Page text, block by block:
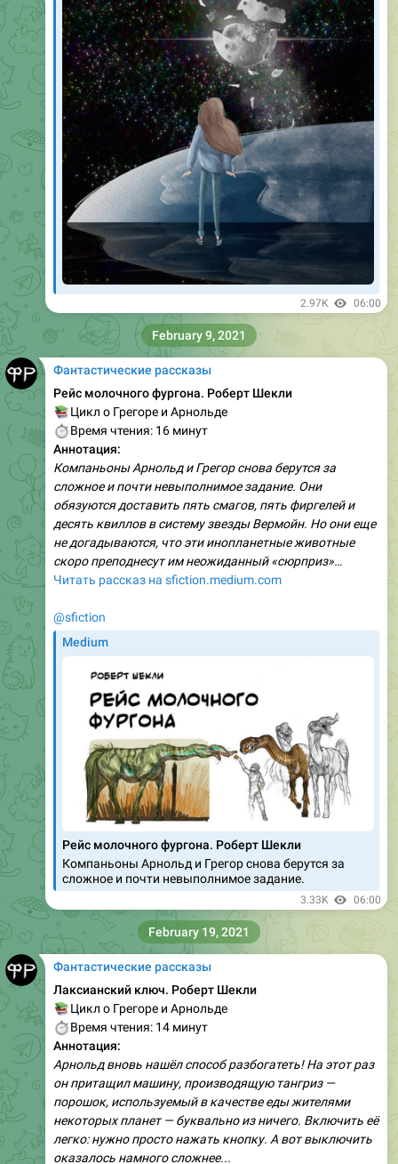
2.97K 06:00
Фантастические рассказы
Рейс молочного фургона. Роберт Шекли
Цикл о Грегоре и Арнольде
Время чтения: 16 минут
Аннотация:
Компаньоны Арнольд и Грегор снова берутся за
сложное и почти невыполнимое задание. Они
обязуются доставить пять смагов, пять фиргелей и
десять квиллов в систему звезды Вермойн. Но они еще
не догадываются, что эти инопланетные животные
скоро преподнесут им неожиданный «сюрприз»…
Читать рассказ на sfiction.medium.com
@sfiction
Medium
Рейс молочного фургона. Роберт Шекли
Компаньоны Арнольд и Грегор снова берутся за
сложное и почти невыполнимое задание.
3.33K 06:00
February 9, 2021
Фантастические рассказы
Лаксианский ключ. Роберт Шекли
Цикл о Грегоре и Арнольде
Время чтения: 14 минут
Аннотация:
Арнольд вновь нашёл способ разбогатеть! На этот раз
он притащил машину, производящую тангриз —
порошок, используемый в качестве еды жителями
некоторых планет — буквально из ничего. Включить её
легко: нужно просто нажать кнопку. А вот выключить
оказалось намного сложнее...
February 19, 2021